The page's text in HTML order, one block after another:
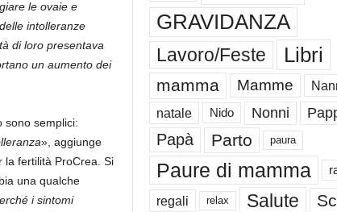
le ovaie e
intolleranze
di loro presentava
un aumento dei
sono semplici:
», aggiunge
la fertilità ProCrea. Si
una qualche
i sintomi
GRAVIDANZA
Lavoro/Feste Libri
mamma Mamme
natale
Nido Nonni
Papà Parto paura
Paure di mamma
regali relax Salute